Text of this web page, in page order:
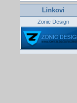
Linkovi
Zonic Design